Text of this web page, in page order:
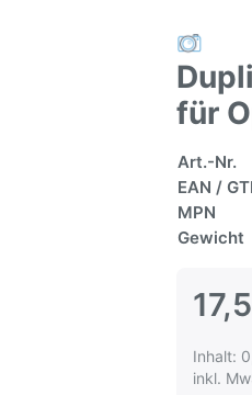
für
Art.-Nr.
EAN /
MPN
Gewicht
Inhalt:
inkl.